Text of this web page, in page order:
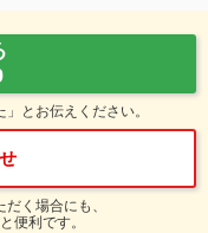
とお伝えください。
く場合にも、
便利です。